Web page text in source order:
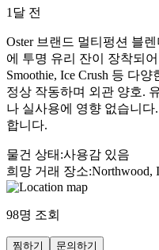
1달 전
Oster 브랜드 멀티펑션 블
에 투명 유리 잔이 장착되
Smoothie, Ice Crush 등 다
정상 작동하며 외관 양호.
나 실사용에 영향 없습니
합니다.
물건 상태 :사용감 있음
희망 거래 장소:Northwood,
98명 조회
찜하기 문의하기